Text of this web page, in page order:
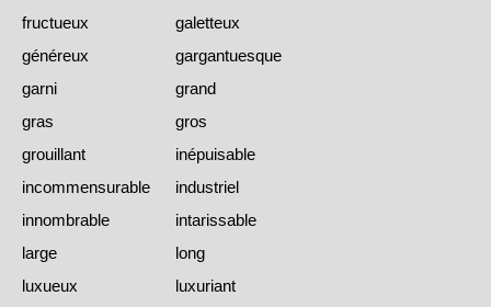
fructueux
galetteux
généreux
gargantuesque
garni
grand
gras
gros
grouillant
inépuisable
incommensurable
industriel
innombrable
intarissable
large
long
luxueux
luxuriant